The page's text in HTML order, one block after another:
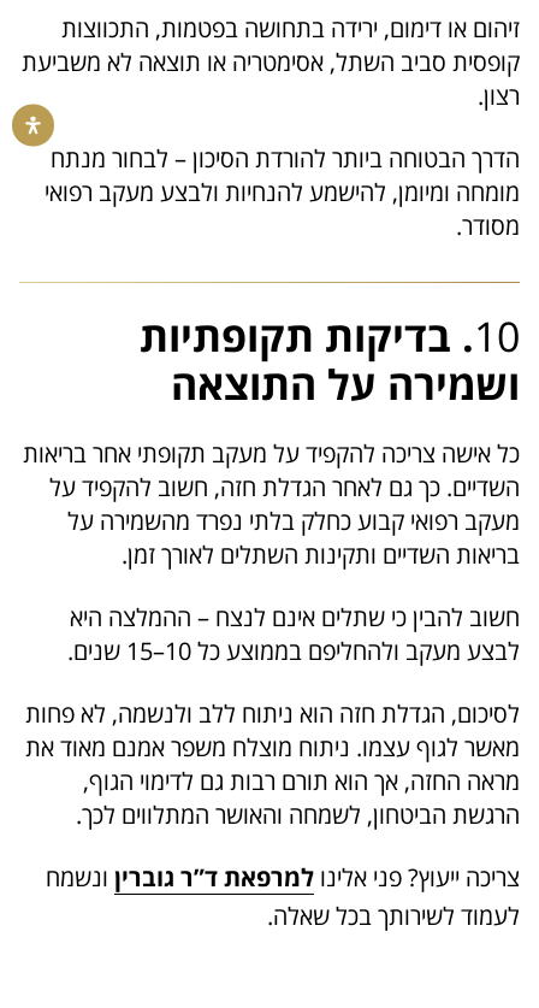
זיהום או דימום, ירידה בתחושה בפטמות, התכווצות
קופסית סביב השתל, אסימטריה או תוצאה לא משביעת
רצון.
הדרך הבטוחה ביותר להורדת הסיכון – לבחור מנתח
מומחה ומיומן, להישמע להנחיות ולבצע מעקב רפואי
מסודר.
10. בדיקות תקופתיות
ושמירה על התוצאה
כל אישה צריכה להקפיד על מעקב תקופתי אחר בריאות
השדיים. כך גם לאחר הגדלת חזה, חשוב להקפיד על
מעקב רפואי קבוע כחלק בלתי נפרד מהשמירה על
בריאות השדיים ותקינות השתלים לאורך זמן.
חשוב להבין כי שתלים אינם לנצח – ההמלצה היא
לבצע מעקב ולהחליפם בממוצע כל 10–15 שנים.
לסיכום, הגדלת חזה הוא ניתוח ללב ולנשמה, לא פחות
מאשר לגוף עצמו. ניתוח מוצלח משפר אמנם מאוד את
מראה החזה, אך הוא תורם רבות גם לדימוי הגוף,
הרגשת הביטחון, לשמחה והאושר המתלווים לכך.
צריכה ייעוץ? פני אלינו למרפאת ד”ר גוברין ונשמח
לעמוד לשירותך בכל שאלה.